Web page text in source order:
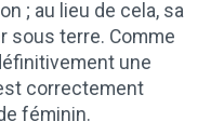
; au lieu de cela, sa
sous terre. Comme
une
correctement
féminin.